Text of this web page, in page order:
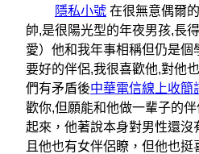
隱私小號 在很無意偶爾
帥,是很陽光型的年夜男孩,長
愛）他和我年事相稱但仍是個
要好的伴侶,我很喜歡他,對他
們有矛盾後中華電信線上收簡
歡你,但願能和他做一輩子的
起來，他著說本身對男性還沒
且他也有女伴侶瞭，但他也